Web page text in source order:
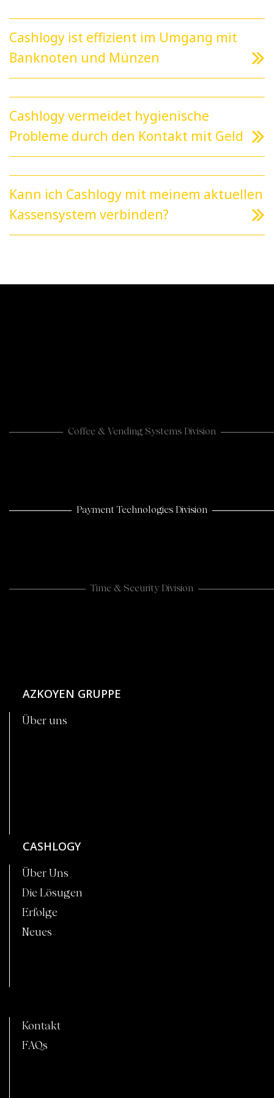
Cashlogy ist effizient im Umgang mit
Banknoten und Münzen
Cashlogy vermeidet hygienische
Probleme durch den Kontakt mit Geld
Kann ich Cashlogy mit meinem aktuellen
Kassensystem verbinden?
Coffee & Vending Systems Division
Payment Technologies Division
Time & Security Division
AZKOYEN GRUPPE
Über uns
CASHLOGY
Über Uns
Die Lösugen
Erfolge
Neues
Kontakt
FAQs